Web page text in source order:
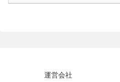
運営会社